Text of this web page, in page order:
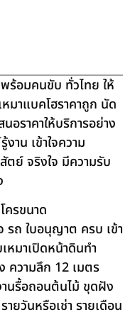
ร้อมคนขับ ทั่วไทย ให้
หมาแบคโฮราคาถูก นัด
อราคาให้บริการอย่าง
าน เข้าใจความ
ตย์ จริงใจ มีความรับ
ครขนาด
รถ ใบอนุญาต ครบ เข้า
หมาเปิดหน้าดินทำ
ความลึก 12 เมตร
นรื้อถอนต้นไม้ ขุดฝัง
ยวันหรือเช่า รายเดือน